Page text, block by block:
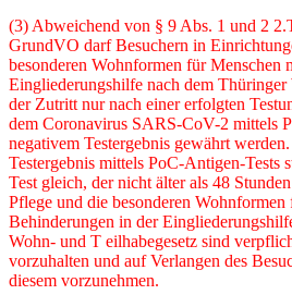
(3) Abweichend von § 9 Abs. 1 und 2
GrundVO darf Besuchern in
besonderen Wohnformen für Menschen
Eingliederungshilfe nach dem Thüringer
der Zutritt nur nach einer erfolgten
dem Coronavirus SARS-CoV-2 mittels
negativem Testergebnis gewährt
Tester­gebnis mittels PoC-Antigen-Tests
Test gleich, der nicht älter als 48
Pflege und die besonderen
Behinderungen in der
Wohn- und T eilhabegesetz sind
vorzuhalten und auf Verlangen des
diesem vorzunehmen.